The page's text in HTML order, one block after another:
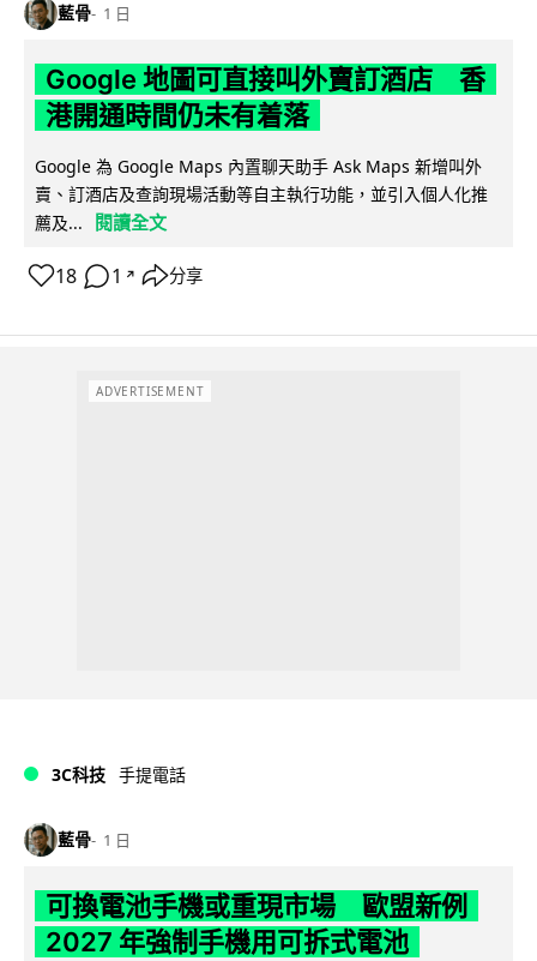
藍骨 1 日
Google 地圖可直接叫外賣訂酒店 香
港開通時間仍未有着落
Google 為 Google Maps 內置聊天助手 Ask Maps 新增叫外
賣、訂酒店及查詢現場活動等自主執行功能，並引入個人化推
薦及...
閱讀全文
18 1 ↗ 分享
ADVERTISEMENT
3C科技 手提電話
藍骨 1 日
可換電池手機或重現市場 歐盟新例
2027 年強制手機用可拆式電池